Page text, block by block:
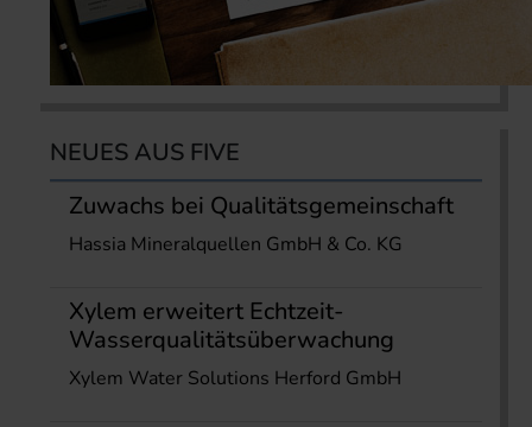
NEUES AUS FIVE
Zuwachs bei Qualitätsgemeinschaft
Hassia Mineralquellen GmbH & Co. KG
Xylem erweitert Echtzeit-
Wasserqualitätsüberwachung
Xylem Water Solutions Herford GmbH